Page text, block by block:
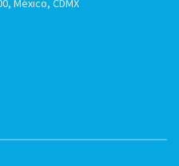
México, CDMX